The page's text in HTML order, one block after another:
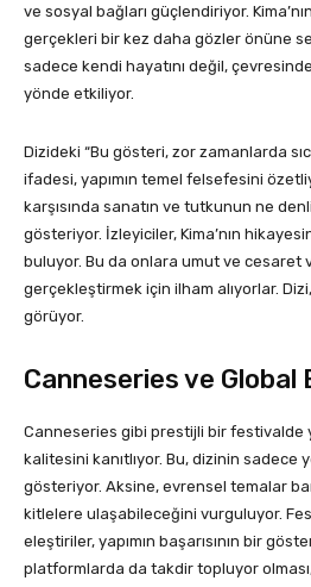
ve sosyal bağları güçlendiriyor.
gerçekleri bir kez daha gözler önüne
sadece kendi hayatını değil,
yönde etkiliyor.
Dizideki “Bu gösteri, zor zamanlarda
ifadesi, yapımın temel felsefesini
karşısında sanatın ve tutkunun ne
gösteriyor. İzleyiciler, Kima’nın
buluyor. Bu da onlara umut ve cesaret
gerçekleştirmek için ilham alıyorlar.
görüyor.
Canneseries ve Global
Canneseries gibi prestijli bir festivalde
kalitesini kanıtlıyor. Bu, dizinin sadece
gösteriyor. Aksine, evrensel temalar
kitlelere ulaşabileceğini vurguluyor.
eleştiriler, yapımın başarısının bir
platformlarda da takdir topluyor